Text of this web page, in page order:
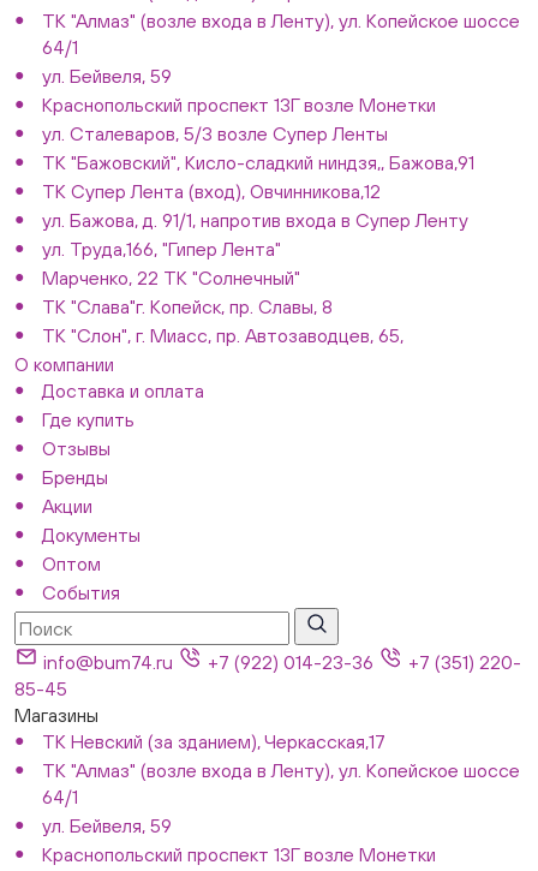
ТК "Алмаз" (возле входа в Ленту), ул. Копейское шоссе
64/1
ул. Бейвеля, 59
Краснопольский проспект 13Г возле Монетки
ул. Сталеваров, 5/3 возле Супер Ленты
ТК "Бажовский", Кисло-сладкий ниндзя,, Бажова,91
ТК Супер Лента (вход), Овчинникова,12
ул. Бажова, д. 91/1, напротив входа в Супер Ленту
ул. Труда,166, "Гипер Лента"
Марченко, 22 ТК "Солнечный"
ТК "Слава"г. Копейск, пр. Славы, 8
ТК "Слон", г. Миасс, пр. Автозаводцев, 65,
О компании
Доставка и оплата
Где купить
Отзывы
Бренды
Акции
Документы
Оптом
События
info@bum74.ru +7 (922) 014-23-36
+7 (351) 220-
85-45
Магазины
ТК Невский (за зданием), Черкасская,17
ТК "Алмаз" (возле входа в Ленту), ул. Копейское шоссе
64/1
ул. Бейвеля, 59
Краснопольский проспект 13Г возле Монетки